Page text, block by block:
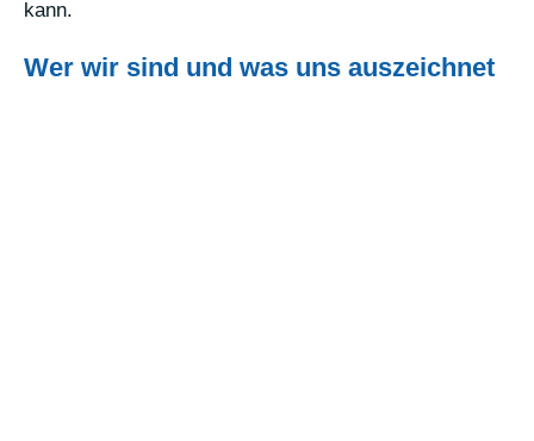
kann.
Wer wir sind und was uns auszeichnet